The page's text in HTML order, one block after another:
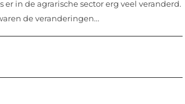
er in de agrarische sector erg veel veranderd.
de veranderingen...